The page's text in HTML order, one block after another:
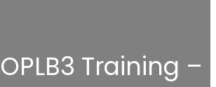
Training –